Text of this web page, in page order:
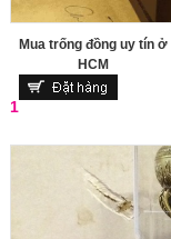
Mua trống đồng uy tín ở
HCM
1